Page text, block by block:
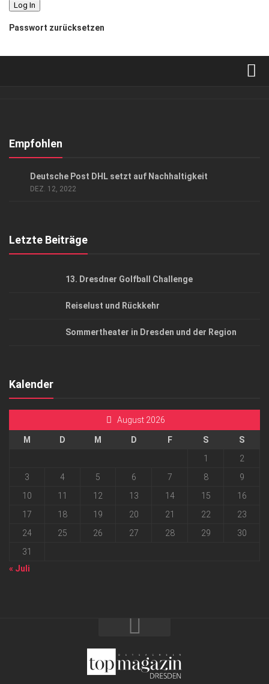
Passwort zurücksetzen
Kontakt, Impressum
Empfohlen
Deutsche Post DHL setzt auf Nachhaltigkeit
DEZ. 12, 2022
Letzte Beiträge
13. Dresdner Golfball Challenge
Reiselust und Rückkehr
Sommertheater in Dresden und der Region
Kalender
August 2026
M D M D F S
S
1
2
3
4 5 6 7 8
9
10
11 12 13 14 15
16
17
18 19 20 21 22
23
24
25 26 27 28 29
30
31
« Juli